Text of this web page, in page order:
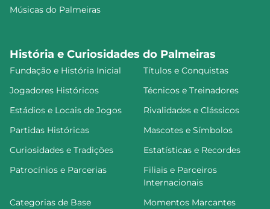
Músicas do Palmeiras
História e Curiosidades do Palmeiras
Fundação e História Inicial
Títulos e Conquistas
Jogadores Históricos
Técnicos e Treinadores
Estádios e Locais de Jogos
Rivalidades e Clássicos
Partidas Históricas
Mascotes e Símbolos
Curiosidades e Tradições
Estatísticas e Recordes
Patrocínios e Parcerias
Filiais e Parceiros
Internacionais
Categorias de Base
Momentos Marcantes